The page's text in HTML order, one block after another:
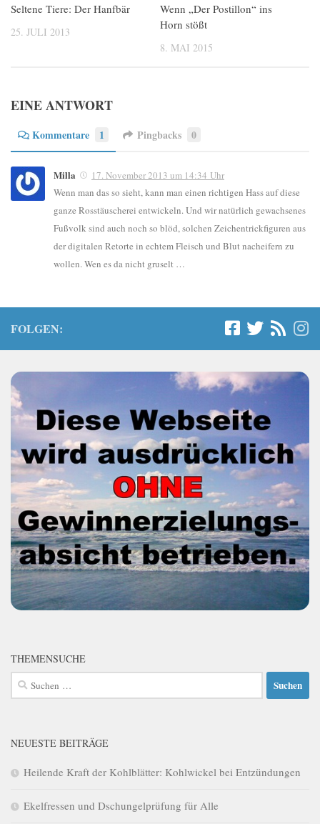
Seltene Tiere: Der Hanfbär
25. JULI 2013
Wenn „Der Postillon“ ins
Horn stößt
8. MAI 2015
EINE ANTWORT
Kommentare 1 Pingbacks 0
Milla
17. November 2013 um 14:34 Uhr
Wenn man das so sieht, kann man einen richtigen Hass auf diese
ganze Rosstäuscherei entwickeln. Und wir natürlich gewachsenes
Fußvolk sind auch noch so blöd, solchen Zeichentrickfiguren aus
der digitalen Retorte in echtem Fleisch und Blut nacheifern zu
wollen. Wen es da nicht gruselt …
FOLGEN:
THEMENSUCHE
Suchen
nach:
NEUESTE BEITRÄGE
Heilende Kraft der Kohlblätter: Kohlwickel bei Entzündungen
Ekelfressen und Dschungelprüfung für Alle